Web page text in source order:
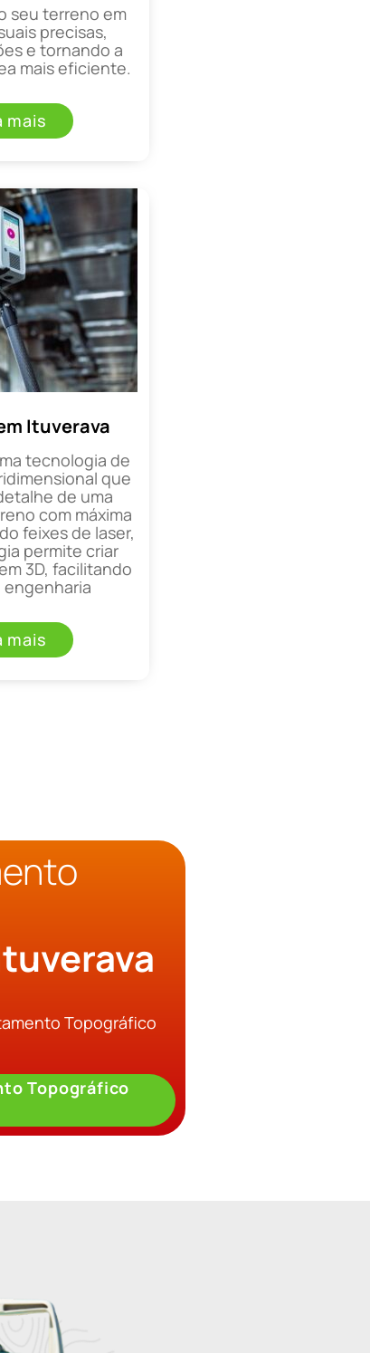
seu terreno em
precisas,
e tornando a
mais eficiente.
mais
Ituverava
tecnologia de
que
de uma
com máxima
feixes de laser,
permite criar
3D, facilitando
mais
Topográfico
Topográfico